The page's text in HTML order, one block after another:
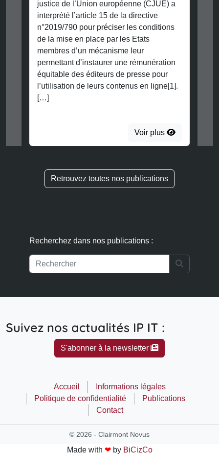
justice de l’Union européenne (CJUE) a
interprété l’article 15 de la directive
n°2019/790 pour préciser les conditions
de la mise en place par les Etats
membres d’un mécanisme leur
permettant d’instaurer une rémunération
équitable des éditeurs de presse pour
l’utilisation de leurs contenus en ligne[1].
[…]
Voir plus
Retrouvez toutes nos publications
Recherchez dans nos publications :
Suivez nos actualités IP IT :
S'abonner à la newsletter
Accueil
Informations légales
Politique de confidentialité
Publications
Contact
© 2026 - Clairmont Novus
Made with ❤by BiCizCo